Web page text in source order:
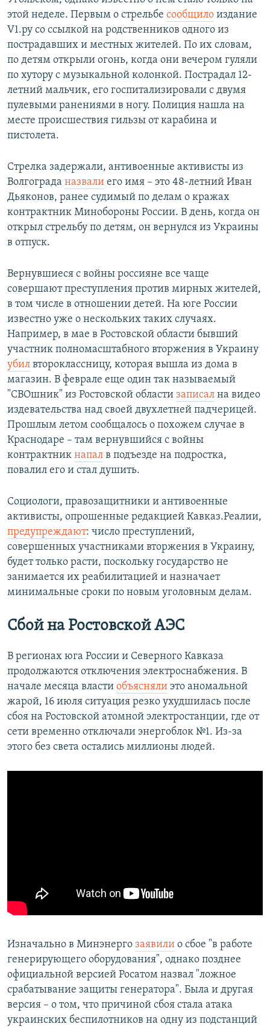
этой неделе. Первым о стрельбе сообщило издание
V1.ру со ссылкой на родственников одного из
пострадавших и местных жителей. По их словам,
по детям открыли огонь, когда они вечером гуляли
по хутору с музыкальной колонкой. Пострадал 12-
летний мальчик, его госпитализировали с двумя
пулевыми ранениями в ногу. Полиция нашла на
месте происшествия гильзы от карабина и
пистолета.
Стрелка задержали, антивоенные активисты из
Волгограда назвали его имя – это 48-летний Иван
Дьяконов, ранее судимый по делам о кражах
контрактник Минобороны России. В день, когда он
открыл стрельбу по детям, он вернулся из Украины
в отпуск.
Вернувшиеся с войны россияне все чаще
совершают преступления против мирных жителей,
в том числе в отношении детей. На юге России
известно уже о нескольких таких случаях.
Например, в мае в Ростовской области бывший
участник полномасштабного вторжения в Украину
убил второклассницу, которая вышла из дома в
магазин. В феврале еще один так называемый
"СВОшник" из Ростовской области записал на видео
издевательства над своей двухлетней падчерицей.
Прошлым летом сообщалось о похожем случае в
Краснодаре – там вернувшийся с войны
контрактник напал в подъезде на подростка,
повалил его и стал душить.
Социологи, правозащитники и антивоенные
активисты, опрошенные редакцией Кавказ.Реалии,
предупреждают: число преступлений,
совершенных участниками вторжения в Украину,
будет только расти, поскольку государство не
занимается их реабилитацией и назначает
минимальные сроки по новым уголовным делам.
Сбой на Ростовской АЭС
В регионах юга России и Северного Кавказа
продолжаются отключения электроснабжения. В
начале месяца власти объясняли это аномальной
жарой, 16 июля ситуация резко ухудшилась после
сбоя на Ростовской атомной электростанции, где от
сети временно отключали энергоблок №1. Из-за
этого без света остались миллионы людей.
Изначально в Минэнерго заявили о сбое "в работе
генерирующего оборудования", однако позднее
официальной версией Росатом назвал "ложное
срабатывание защиты генератора". Была и другая
версия – о том, что причиной сбоя стала атака
украинских беспилотников на одну из подстанций